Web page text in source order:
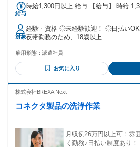
給与
時給1,300円以上 給与 【給与】 時給
月収例は3交替の場合となります。 【交通費】 ※月3万円まで
支給
対象
経験・資格 ◎未経験歓迎！ ◎日払いOK ※22時～翌5時の深
夜帯勤務のため、18歳以上
雇用形態： 派遣社員
お気に入り
株式会社BREXA Next
コネクタ製品の洗浄作業
月収例26万円以上可！雰
く勤務♪日払い制度あり！